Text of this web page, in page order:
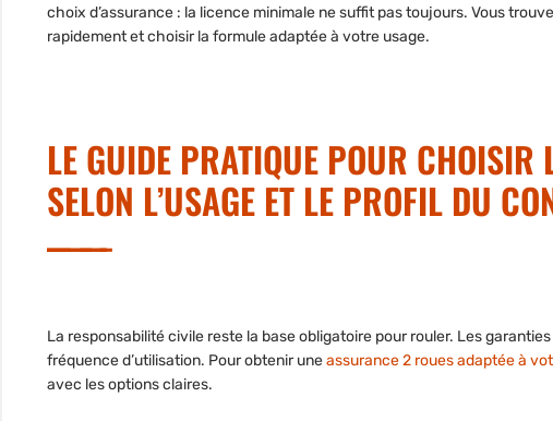
choix d’assurance : la licence minimale ne suffit pas toujours. Vous
rapidement et choisir la formule adaptée à votre usage.
LE GUIDE PRATIQUE POUR CHOISIR
SELON L’USAGE ET LE PROFIL DU
La responsabilité civile reste la base obligatoire pour rouler. Les
fréquence d’utilisation. Pour obtenir uneassurance 2 roues adaptée à
avec les options claires.